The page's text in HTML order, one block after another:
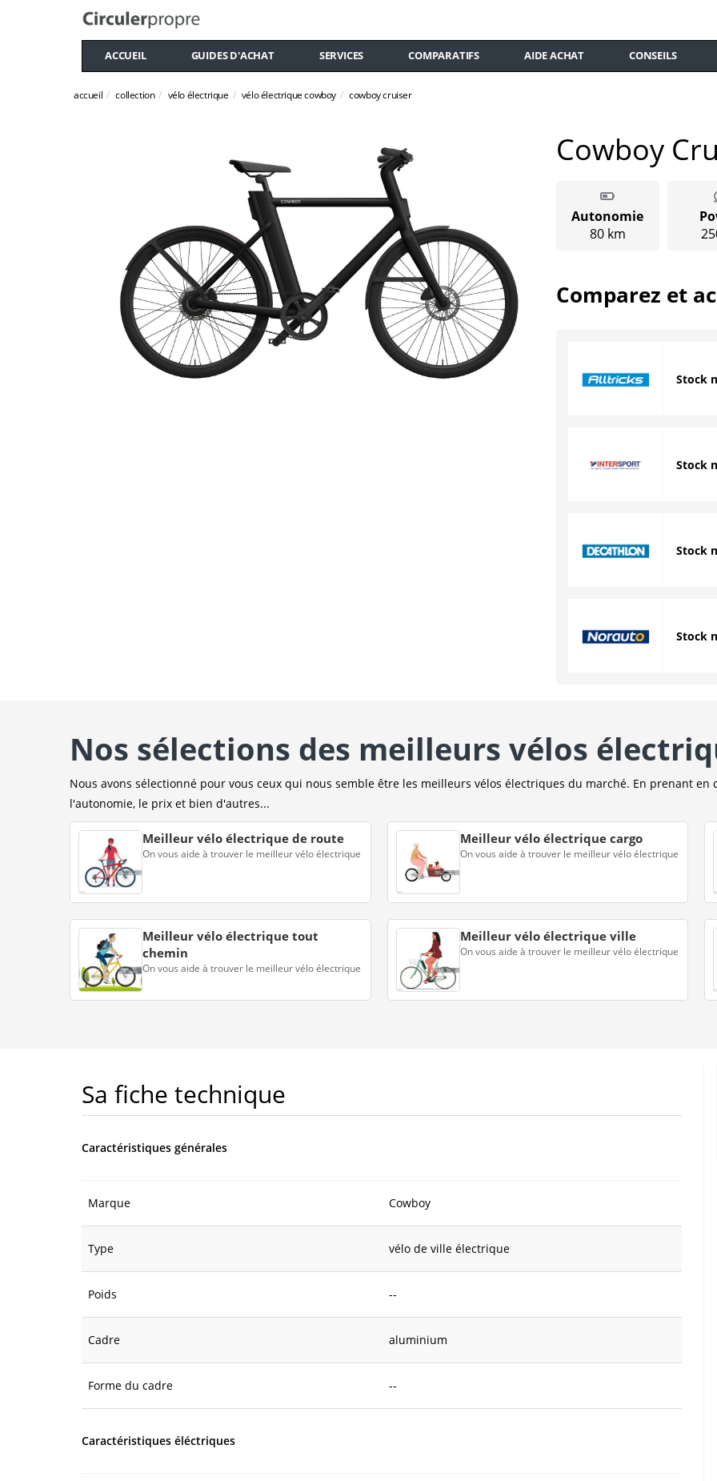
ACCUEIL GUIDES D'ACHAT SERVICES COMPARATIFS AIDE ACHAT CONSEILS
accueil collection vélo électrique vélo électrique cowboy cowboy cruiser
Cowboy
Autonomie
80 km
Comparez et
Stock
Stock
Stock
Stock
Nos sélections des meilleurs vélos
Nous avons sélectionné pour vous ceux qui nous semble être les meilleurs vélos électriques du marché. En prenant
l'autonomie, le prix et bien d'autres...
Meilleur vélo électrique de route
On vous aide à trouver le meilleur vélo électrique
Meilleur vélo électrique cargo
On vous aide à trouver le meilleur vélo électrique
Meilleur vélo électrique tout
chemin
On vous aide à trouver le meilleur vélo électrique
Meilleur vélo électrique ville
On vous aide à trouver le meilleur vélo électrique
Sa fiche technique
Caractéristiques générales
Marque Cowboy
Type vélo de ville électrique
Poids --
Cadre aluminium
Forme du cadre --
Caractéristiques éléctriques